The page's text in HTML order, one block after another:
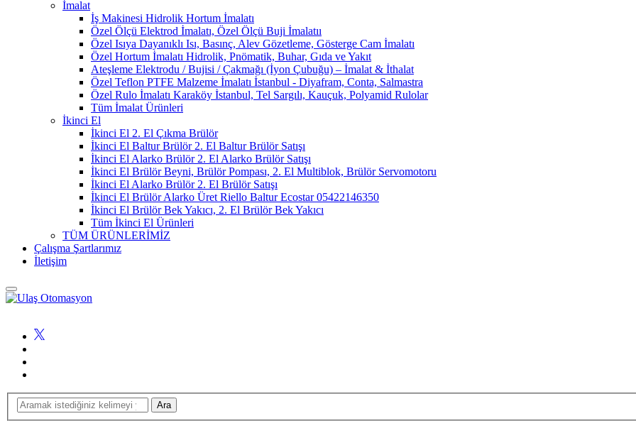
İmalat
İş Makinesi Hidrolik Hortum İmalatı
Özel Ölçü Elektrod İmalatı, Özel Ölçü Buji İmalatıı
Özel Isıya Dayanıklı Isı, Basınç, Alev Gözetleme, Gösterge Cam İmalatı
Özel Hortum İmalatı Hidrolik, Pnömatik, Buhar, Gıda ve Yakıt
Ateşleme Elektrodu / Bujisi / Çakmağı (İyon Çubuğu) – İmalat & İthalat
Özel Teflon PTFE Malzeme İmalatı İstanbul - Diyafram, Conta, Salmastra
Özel Rulo İmalatı Karaköy İstanbul, Tel Sargılı, Kauçuk, Polyamid Rulolar
Tüm İmalat Ürünleri
İkinci El
İkinci El 2. El Çıkma Brülör
İkinci El Baltur Brülör 2. El Baltur Brülör Satışı
İkinci El Alarko Brülör 2. El Alarko Brülör Satışı
İkinci El Brülör Beyni, Brülör Pompası, 2. El Multiblok, Brülör Servomotoru
İkinci El Alarko Brülör 2. El Brülör Satışı
İkinci El Brülör Alarko Üret Riello Baltur Ecostar 05422146350
İkinci El Brülör Bek Yakıcı, 2. El Brülör Bek Yakıcı
Tüm İkinci El Ürünleri
TÜM ÜRÜNLERİMİZ
Çalışma Şartlarımız
İletişim